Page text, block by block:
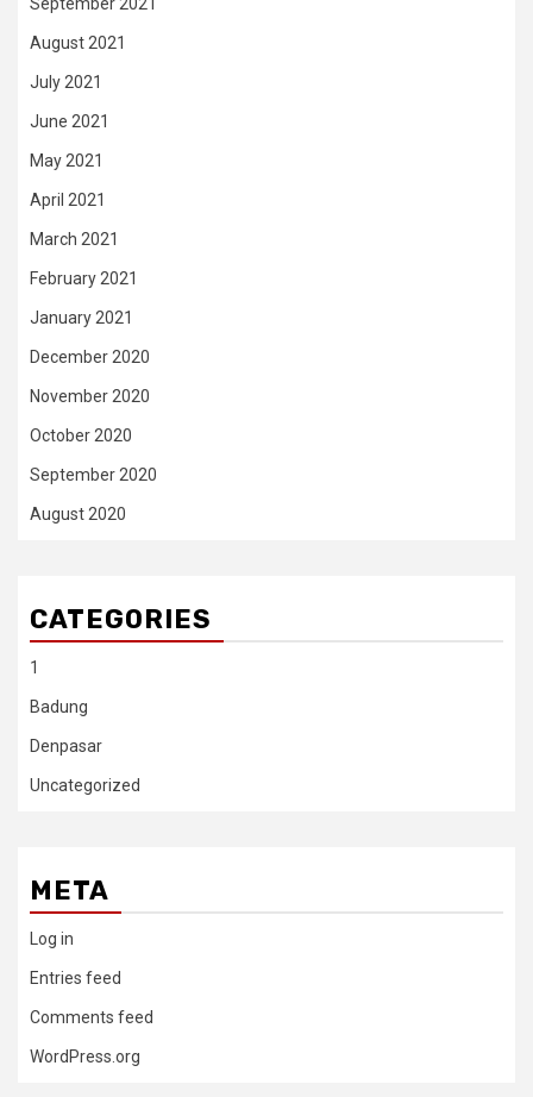
August 2021
July 2021
June 2021
May 2021
April 2021
March 2021
February 2021
January 2021
December 2020
November 2020
October 2020
September 2020
August 2020
CATEGORIES
1
Badung
Denpasar
Uncategorized
META
Log in
Entries feed
Comments feed
WordPress.org